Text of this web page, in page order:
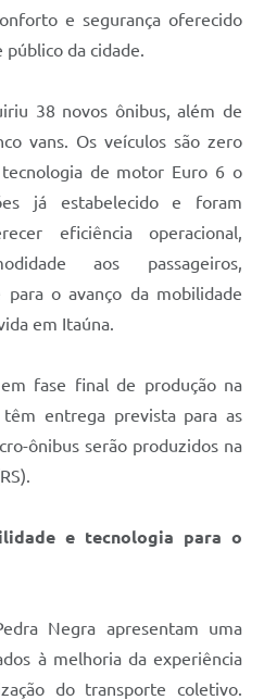
e segurança oferecido
da cidade.
38 novos ônibus, além de
vans. Os veículos são zero
de motor Euro 6 o
já estabelecido e foram
eficiência operacional,
aos passageiros,
o avanço da mobilidade
em Itaúna.
fase final de produção na
entrega prevista para as
ônibus serão produzidos na
e tecnologia para o
Negra apresentam uma
à melhoria da experiência
do transporte coletivo.